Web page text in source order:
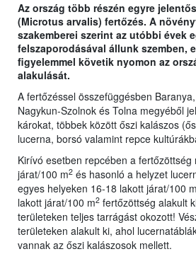
Az ország több részén egyre
(Microtus arvalis) fertőzés. A
szakemberei szerint az utóbbi évek
felszaporodásával állunk szemben,
figyelemmel követik nyomon az
alakulását.
A fertőzéssel összefüggésben
Nagykun-Szolnok és Tolna megyéből
károkat, többek között őszi kalászos
lucerna, borsó valamint repce
Kirívó esetben repcében a
járat/100 m2 és hasonló a helyzet
egyes helyeken 16-18 lakott járat/100 m
lakott járat/100 m2 fertőzöttség alakult
területeken teljes tarrágást okozott!
területeken alakult ki, ahol
vannak az őszi kalászosok mellett.